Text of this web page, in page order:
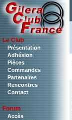
Le Club
Présentation
Adhésion
Pièces
Commandes
Partenaires
Rencontres
Contact
Forum
Accès